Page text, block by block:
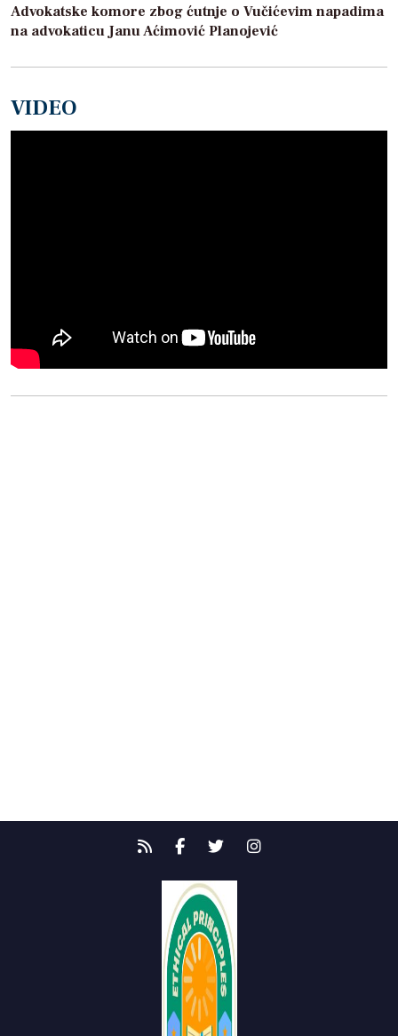
Advokatske komore zbog ćutnje o Vučićevim napadima
na advokaticu Janu Aćimović Planojević
VIDEO